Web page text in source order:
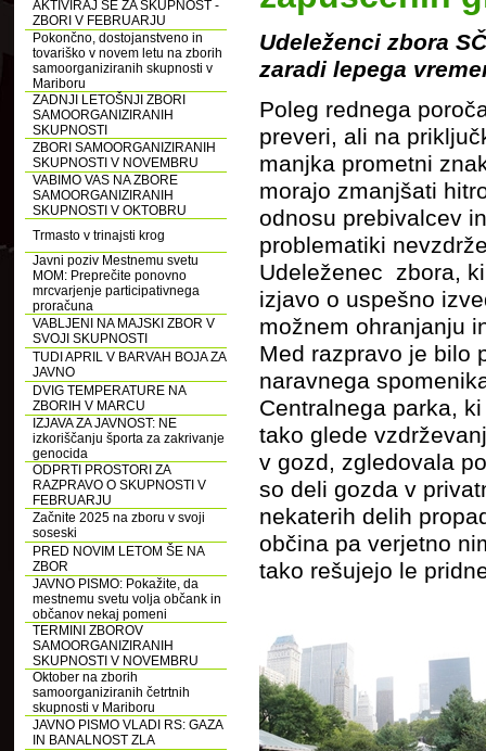
AKTIVIRAJ SE ZA SKUPNOST -
ZBORI V FEBRUARJU
Pokončno, dostojanstveno in
tovariško v novem letu na zborih
samoorganiziranih skupnosti v
Mariboru
ZADNJI LETOŠNJI ZBORI
SAMOORGANIZIRANIH
SKUPNOSTI
ZBORI SAMOORGANIZIRANIH
SKUPNOSTI V NOVEMBRU
VABIMO VAS NA ZBORE
SAMOORGANIZIRANIH
SKUPNOSTI V OKTOBRU
Trmasto v trinajsti krog
Javni poziv Mestnemu svetu
MOM: Preprečite ponovno
mrcvarjenje participativnega
proračuna
VABLJENI NA MAJSKI ZBOR V
SVOJI SKUPNOSTI
TUDI APRIL V BARVAH BOJA ZA
JAVNO
DVIG TEMPERATURE NA
ZBORIH V MARCU
IZJAVA ZA JAVNOST: NE
izkoriščanju športa za zakrivanje
genocida
ODPRTI PROSTORI ZA
RAZPRAVO O SKUPNOSTI V
FEBRUARJU
Začnite 2025 na zboru v svoji
soseski
PRED NOVIM LETOM ŠE NA
ZBOR
JAVNO PISMO: Pokažite, da
mestnemu svetu volja občank in
občanov nekaj pomeni
TERMINI ZBOROV
SAMOORGANIZIRANIH
SKUPNOSTI V NOVEMBRU
Oktober na zborih
samoorganiziranih četrtnih
skupnosti v Mariboru
JAVNO PISMO VLADI RS: GAZA
IN BANALNOST ZLA
Udeleženci zbora
zaradi lepega
Poleg rednega
preveri, ali na
manjka prometni
morajo zmanjšati
odnosu prebivalcev
problematiki
Udeleženec zbora,
izjavo o uspešno
možnem ohranjanju
Med razpravo je bilo
naravnega
Centralnega parka,
tako glede
v gozd, zgledovala
so deli gozda v
nekaterih delih
občina pa verjetno
tako rešujejo le